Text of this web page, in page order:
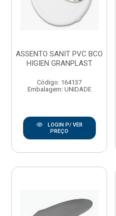
ASSENTO SANIT PVC BCO
HIGIEN GRANPLAST
Código: 164137
Embalagem: UNIDADE
LOGIN P/ VER
PREÇO